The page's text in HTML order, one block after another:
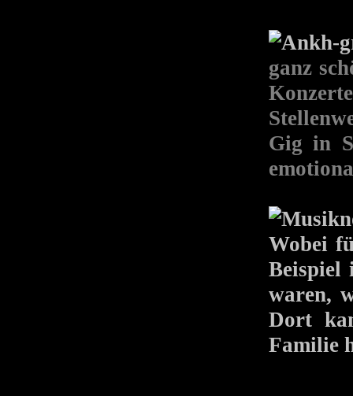
ganz
Gig in
Wobei
Beispiel
waren,
Dort
Familie